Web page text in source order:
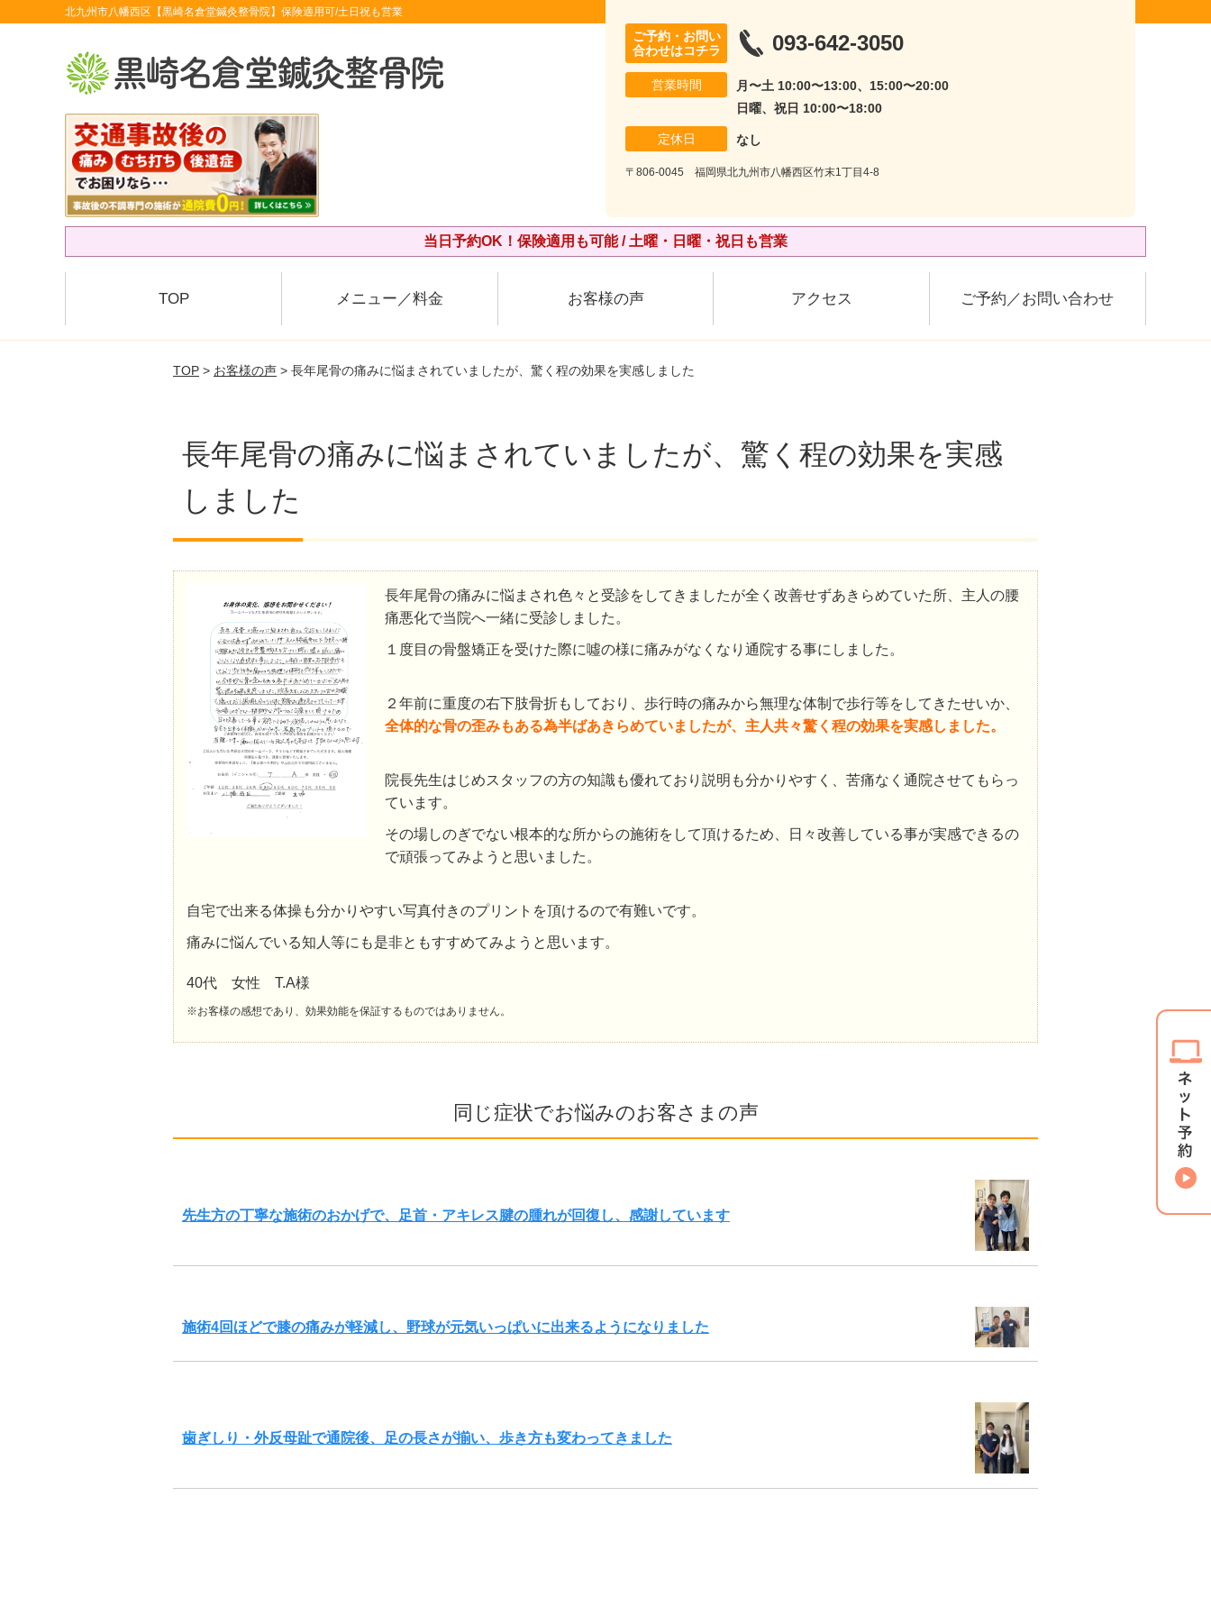
北九州市八幡西区【黒崎名倉堂鍼灸整骨院】保険適用可/土日祝も営業
ご予約・お問い
合わせはコチラ
093-642-3050
営業時間
月〜土 10:00〜13:00、15:00〜20:00
日曜、祝日 10:00〜18:00
定休日 なし
〒806-0045 福岡県北九州市八幡西区竹末1丁目4-8
当日予約OK！保険適用も可能 / 土曜・日曜・祝日も営業
TOP メニュー／料金 お客様の声 アクセス ご予約／お問い合わせ
TOP > お客様の声 > 長年尾骨の痛みに悩まされていましたが、驚く程の効果を実感しました
長年尾骨の痛みに悩まされていましたが、驚く程の効果を実感
しました
長年尾骨の痛みに悩まされ色々と受診をしてきましたが全く改善せずあきらめていた所、主人の腰
痛悪化で当院へ一緒に受診しました。
１度目の骨盤矯正を受けた際に噓の様に痛みがなくなり通院する事にしました。
２年前に重度の右下肢骨折もしており、歩行時の痛みから無理な体制で歩行等をしてきたせいか、
全体的な骨の歪みもある為半ばあきらめていましたが、主人共々驚く程の効果を実感しました。
院長先生はじめスタッフの方の知識も優れており説明も分かりやすく、苦痛なく通院させてもらっ
ています。
その場しのぎでない根本的な所からの施術をして頂けるため、日々改善している事が実感できるの
で頑張ってみようと思いました。
自宅で出来る体操も分かりやすい写真付きのプリントを頂けるので有難いです。
痛みに悩んでいる知人等にも是非ともすすめてみようと思います。
40代 女性 T.A様
※お客様の感想であり、効果効能を保証するものではありません。
同じ症状でお悩みのお客さまの声
先生方の丁寧な施術のおかげで、足首・アキレス腱の腫れが回復し、感謝しています
施術4回ほどで膝の痛みが軽減し、野球が元気いっぱいに出来るようになりました
歯ぎしり・外反母趾で通院後、足の長さが揃い、歩き方も変わってきました